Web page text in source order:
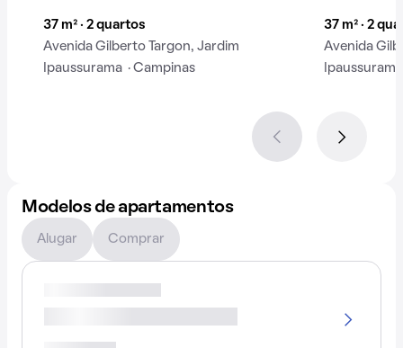
37 m² · 2 quartos
Avenida Gilberto Targon, Jardim
Ipaussurama · Campinas
37 m² · 2
Avenida
Modelos de apartamentos
Alugar Comprar